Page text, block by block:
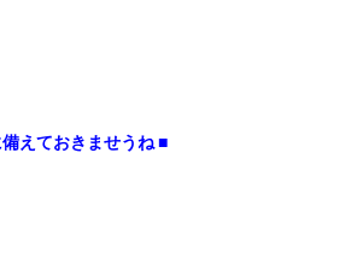
えておきませうね ■